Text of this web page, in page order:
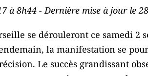
à 8h44 - Dernière mise à jour le
se dérouleront ce samedi 2
la manifestation se
Le succès grandissant